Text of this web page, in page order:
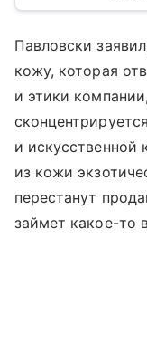
Павловски
кожу, которая
и этики
и искусственной
из кожи
перестанут
займет какое-то